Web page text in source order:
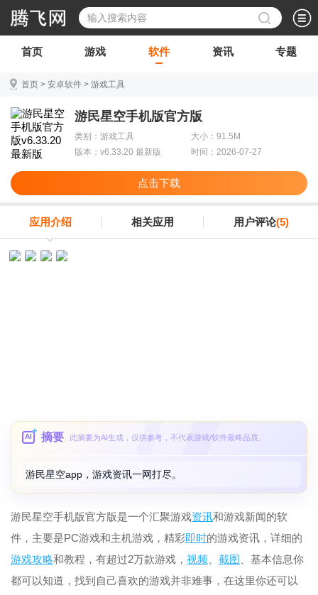
首页 游戏 软件 资讯 专题
首页 > 安卓软件 > 游戏工具
游民星空手机版官方版
类别：游戏工具
大小：91.5M
版本：v6.33.20 最新版
时间：2026-07-27
点击下载
应用介绍 相关应用 用户评论(5)
AI 摘要 此摘要为AI生成，仅供参考，不代表游戏/软件最终品质。
游民星空app，游戏资讯一网打尽。
游民星空手机版官方版是一个汇聚游戏资讯和游戏新闻的软
件，主要是PC游戏和主机游戏，精彩即时的游戏资讯，详细的
游戏攻略和教程，有超过2万款游戏， 视频 截图 、基本信息你
都可以知道，找到自己喜欢的游戏并非难事，在这里你还可以